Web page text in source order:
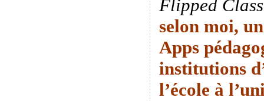
Flipped
selon moi,
Apps
institutions
l’école à